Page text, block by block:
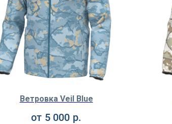
Ветровка Veil Blue
от 5 000 р.